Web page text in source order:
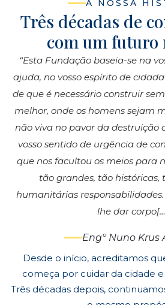
A NOSSA
Três décadas de
com um
“Esta Fundação baseia-se na
ajuda, no vosso espírito de
de que é necessário construir
melhor, onde os homens sejam
não viva no pavor da destruição
vosso sentido de urgência de
que nos facultou os meios para
tão grandes, tão históricas,
humanitárias
lhe dar
Engº Nuno Krus
Desde o início, acreditamos
começa por cuidar da cidade e
Três décadas depois,